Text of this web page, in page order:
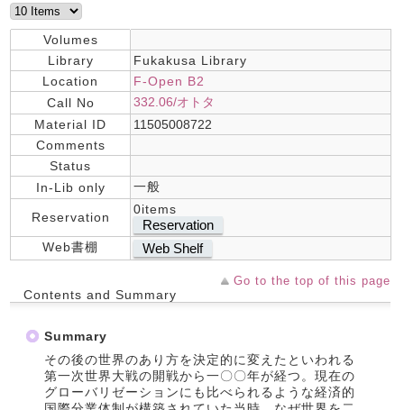
Volumes
Library
Fukakusa Library
Location
F-Open B2
Call No
332.06/オトタ
Material ID
11505008722
Comments
Status
In-Lib only
一般
Reservation
0items
Reservation
Web書棚 Web Shelf
Go to the top of this page
Contents and Summary
Summary
その後の世界のあり方を決定的に変えたといわれる
第一次世界大戦の開戦から一〇〇年が経つ。現在の
グローバリゼーションにも比べられるような経済的